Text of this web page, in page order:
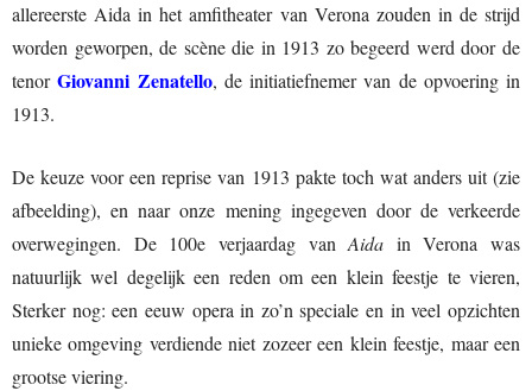
allereerste Aida in het amfitheater van Verona zouden in de strijd
worden geworpen, de scène die in 1913 zo begeerd werd door de
tenorGiovanni Zenatello, de initiatiefnemer van de opvoering in
1913.
De keuze voor een reprise van 1913 pakte toch wat anders uit (zie
afbeelding), en naar onze mening ingegeven door de verkeerde
overwegingen. De 100e verjaardag vanAida in Verona was
natuurlijk wel degelijk een reden om een klein feestje te vieren,
Sterker nog: een eeuw opera in zo’n speciale en in veel opzichten
unieke omgeving verdiende niet zozeer een klein feestje, maar een
grootse viering.